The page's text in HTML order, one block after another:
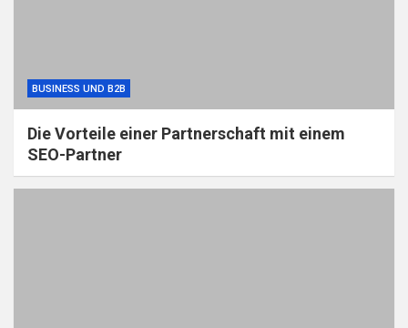
BUSINESS UND B2B
Die Vorteile einer Partnerschaft mit einem
SEO-Partner